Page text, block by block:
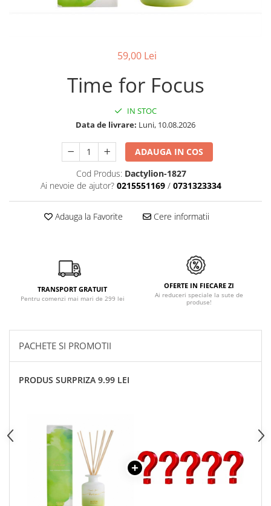
59,00 Lei
Time for Focus
IN STOC
Data de livrare: Luni, 10.08.2026
ADAUGA IN COS
Cod Produs: Dactylion-1827
Ai nevoie de ajutor? 0215551169 / 0731323334
Adauga la Favorite Cere informatii
TRANSPORT GRATUIT
Pentru comenzi mai mari de 299 lei
OFERTE IN FIECARE ZI
Ai reduceri speciale la sute de
produse!
PACHETE SI PROMOTII
PRODUS SURPRIZA 9.99 LEI